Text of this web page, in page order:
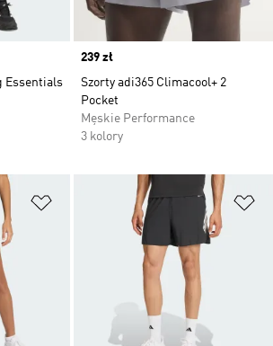
Essentials
Price
239 zł
Szorty adi365 Climacool+ 2
Pocket
Męskie Performance
3 kolory
Dodaj do listy życzeń